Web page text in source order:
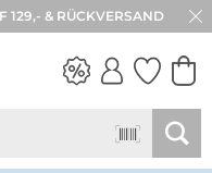
129,- & RÜCKVERSAND